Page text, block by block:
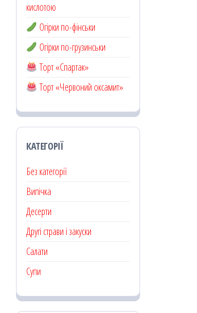
кислотою
Огірки по-фінськи
Огірки по-грузинськи
Торт «Спартак»
Торт «Червоний оксамит»
КАТЕГОРІЇ
Без категорії
Випічка
Десерти
Другі страви і закуски
Салати
Супи